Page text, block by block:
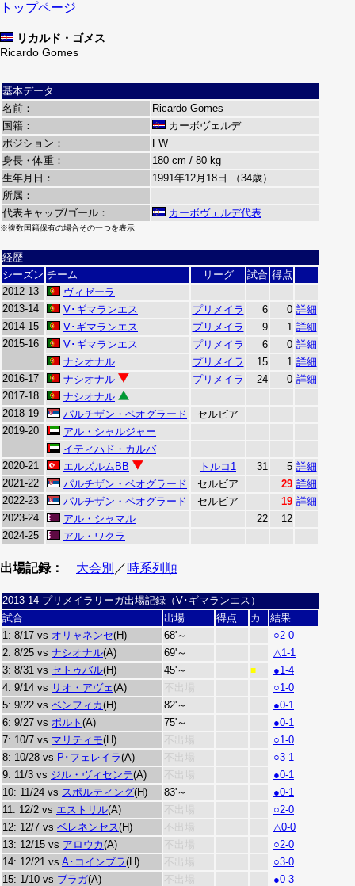
トップページ
リカルド・ゴメス
Ricardo Gomes
基本データ
名前：
Ricardo Gomes
国籍：
カーボヴェルデ
ポジション：
FW
身長・体重：
180 cm / 80 kg
生年月日：
1991年12月18日 （34歳）
所属：
代表キャップ/ゴール：
カーボヴェルデ代表
※複数国籍保有の場合その一つを表示
経歴
シーズン チーム リーグ 試合 得点
2012-13
ヴィゼーラ
2013-14
V･ギマランエス プリメイラ 6 0 詳細
2014-15
V･ギマランエス プリメイラ 9 1 詳細
2015-16
V･ギマランエス プリメイラ 6 0 詳細
ナシオナル
プリメイラ 15 1 詳細
2016-17
ナシオナル プリメイラ 24 0 詳細
2017-18
ナシオナル
2018-19
パルチザン・ベオグラード
セルビア
2019-20
アル・シャルジャー
イティハド・カルバ
2020-21
エルズルムBB トルコ1 31 5 詳細
2021-22
パルチザン・ベオグラード セルビア 29 詳細
2022-23
パルチザン・ベオグラード セルビア 19 詳細
2023-24
アル・シャマル 22
12
2024-25
アル・ワクラ
出場記録： 大会別 ／時系列順
2013-14 プリメイラリーガ出場記録（V･ギマランエス）
試合
出場 得点 カ
結果
1: 8/17 vs オリャネンセ(H) 68'～
○2-0
2: 8/25 vs ナシオナル(A) 69'～
△1-1
3: 8/31 vs セトゥバル(H) 45'～ ■
●1-4
4: 9/14 vs リオ・アヴェ(A) 不出場
○1-0
5: 9/22 vs ベンフィカ(H) 82'～
●0-1
6: 9/27 vs ポルト (A) 75'～
●0-1
7: 10/7 vs マリティモ(H) 不出場
○1-0
8: 10/28 vs P･フェレイラ(A) 不出場
○3-1
9: 11/3 vs ジル・ヴィセンテ(A) 不出場
●0-1
10: 11/24 vs スポルティング(H) 83'～
●0-1
11: 12/2 vs エストリル(A) 不出場
○2-0
12: 12/7 vs ベレネンセス(H) 不出場
△0-0
13: 12/15 vs アロウカ(A) 不出場
○2-0
14: 12/21 vs A･コインブラ(H) 不出場
○3-0
15: 1/10 vs ブラガ(A) 不出場
●0-3